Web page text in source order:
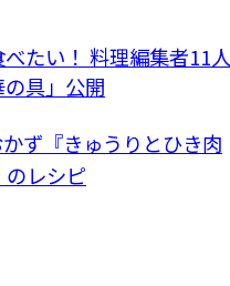
たい！ 料理編集者11人
具」公開